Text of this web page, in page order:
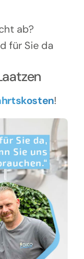
ab?
für Sie da
!